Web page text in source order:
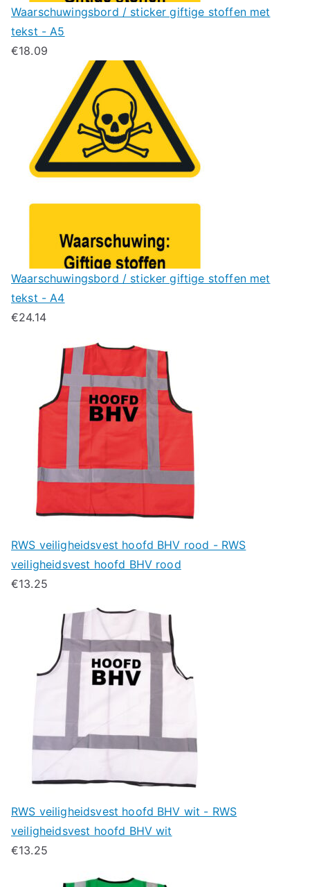
Waarschuwingsbord / sticker giftige stoffen met
tekst - A5
€18.09
Waarschuwingsbord / sticker giftige stoffen met
tekst - A4
€24.14
RWS veiligheidsvest hoofd BHV rood - RWS
veiligheidsvest hoofd BHV rood
€13.25
RWS veiligheidsvest hoofd BHV wit - RWS
veiligheidsvest hoofd BHV wit
€13.25